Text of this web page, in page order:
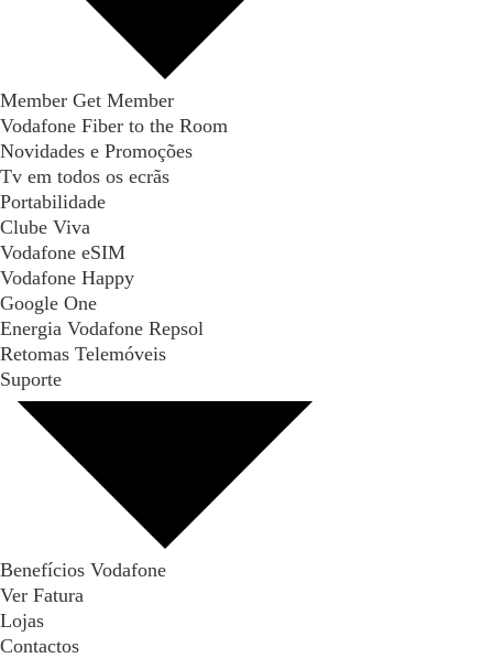
Member Get Member
Vodafone Fiber to the Room
Novidades e Promoções
Tv em todos os ecrãs
Portabilidade
Clube Viva
Vodafone eSIM
Vodafone Happy
Google One
Energia Vodafone Repsol
Retomas Telemóveis
Suporte
Benefícios Vodafone
Ver Fatura
Lojas
Contactos